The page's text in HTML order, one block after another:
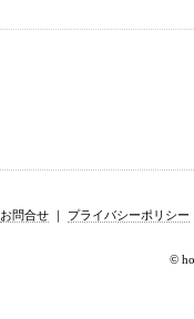
お問合せ ｜ プライバシーポリシー
©